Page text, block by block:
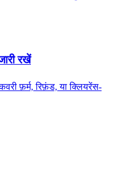
रखें
फ़र्म, रिफ़ंड, या क्लियरेंस-